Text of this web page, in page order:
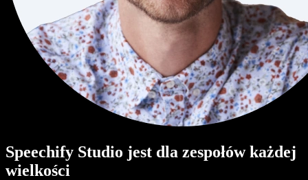
Speechify Studio jest dla zespołów każdej
wielkości